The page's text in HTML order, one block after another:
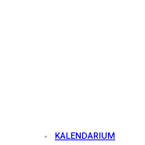
KALENDARIUM